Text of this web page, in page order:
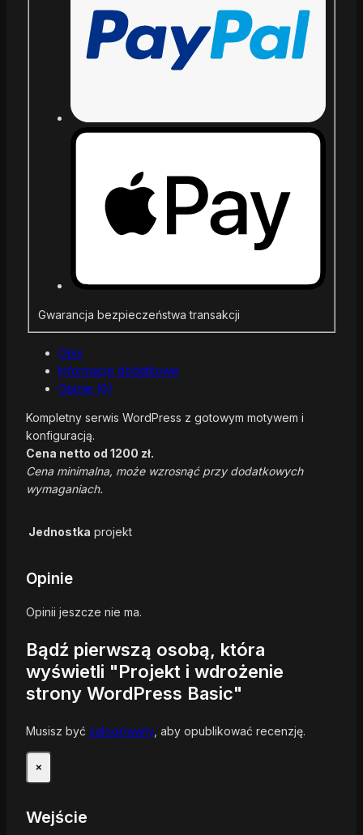
Gwarancja bezpieczeństwa transakcji
Opis
Informacje dodatkowe
Opinie (0)
Kompletny serwis WordPress z gotowym motywem i
konfiguracją.
Cena netto od 1200 zł.
Cena minimalna, może wzrosnąć przy dodatkowych
wymaganiach.
Jednostka projekt
Opinie
Opinii jeszcze nie ma.
Bądź pierwszą osobą, która
wyświetli "Projekt i wdrożenie
strony WordPress Basic"
Musisz być zalogowany, aby opublikować recenzję.
×
Wejście